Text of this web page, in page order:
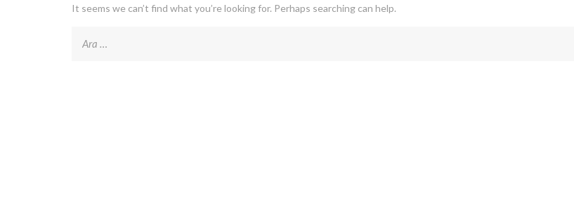
It seems we can’t find what you’re looking for. Perhaps searching can help.